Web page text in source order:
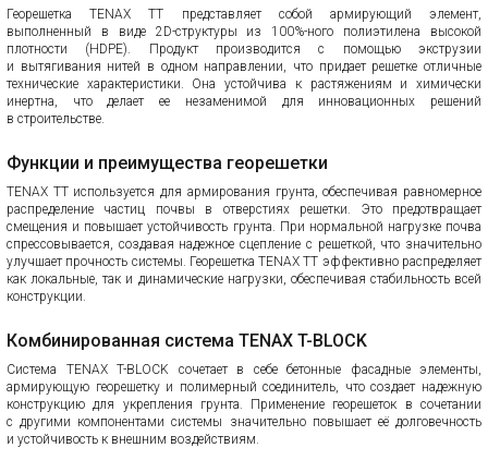
Георешетка TENAX TT представляет собой армирующий элемент,
выполненный в виде 2D-структуры из 100%-ного полиэтилена высокой
плотности (HDPE). Продукт производится с помощью экструзии
и вытягивания нитей в одном направлении, что придает решетке отличные
технические характеристики. Она устойчива к растяжениям и химически
инертна, что делает ее незаменимой для инновационных решений
в строительстве.
Функции и преимущества георешетки
TENAX TT используется для армирования грунта, обеспечивая равномерное
распределение частиц почвы в отверстиях решетки. Это предотвращает
смещения и повышает устойчивость грунта. При нормальной нагрузке почва
спрессовывается, создавая надежное сцепление с решеткой, что значительно
улучшает прочность системы. Георешетка TENAX TT эффективно распределяет
как локальные, так и динамические нагрузки, обеспечивая стабильность всей
конструкции.
Комбинированная система TENAX T-BLOCK
Система TENAX T-BLOCK сочетает в себе бетонные фасадные элементы,
армирующую георешетку и полимерный соединитель, что создает надежную
конструкцию для укрепления грунта. Применение георешеток в сочетании
с другими компонентами системы значительно повышает её долговечность
и устойчивость к внешним воздействиям.